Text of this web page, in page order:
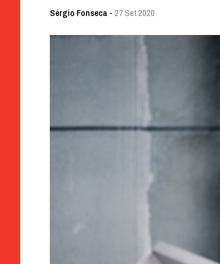
Sérgio Fonseca- 27 Set 2020